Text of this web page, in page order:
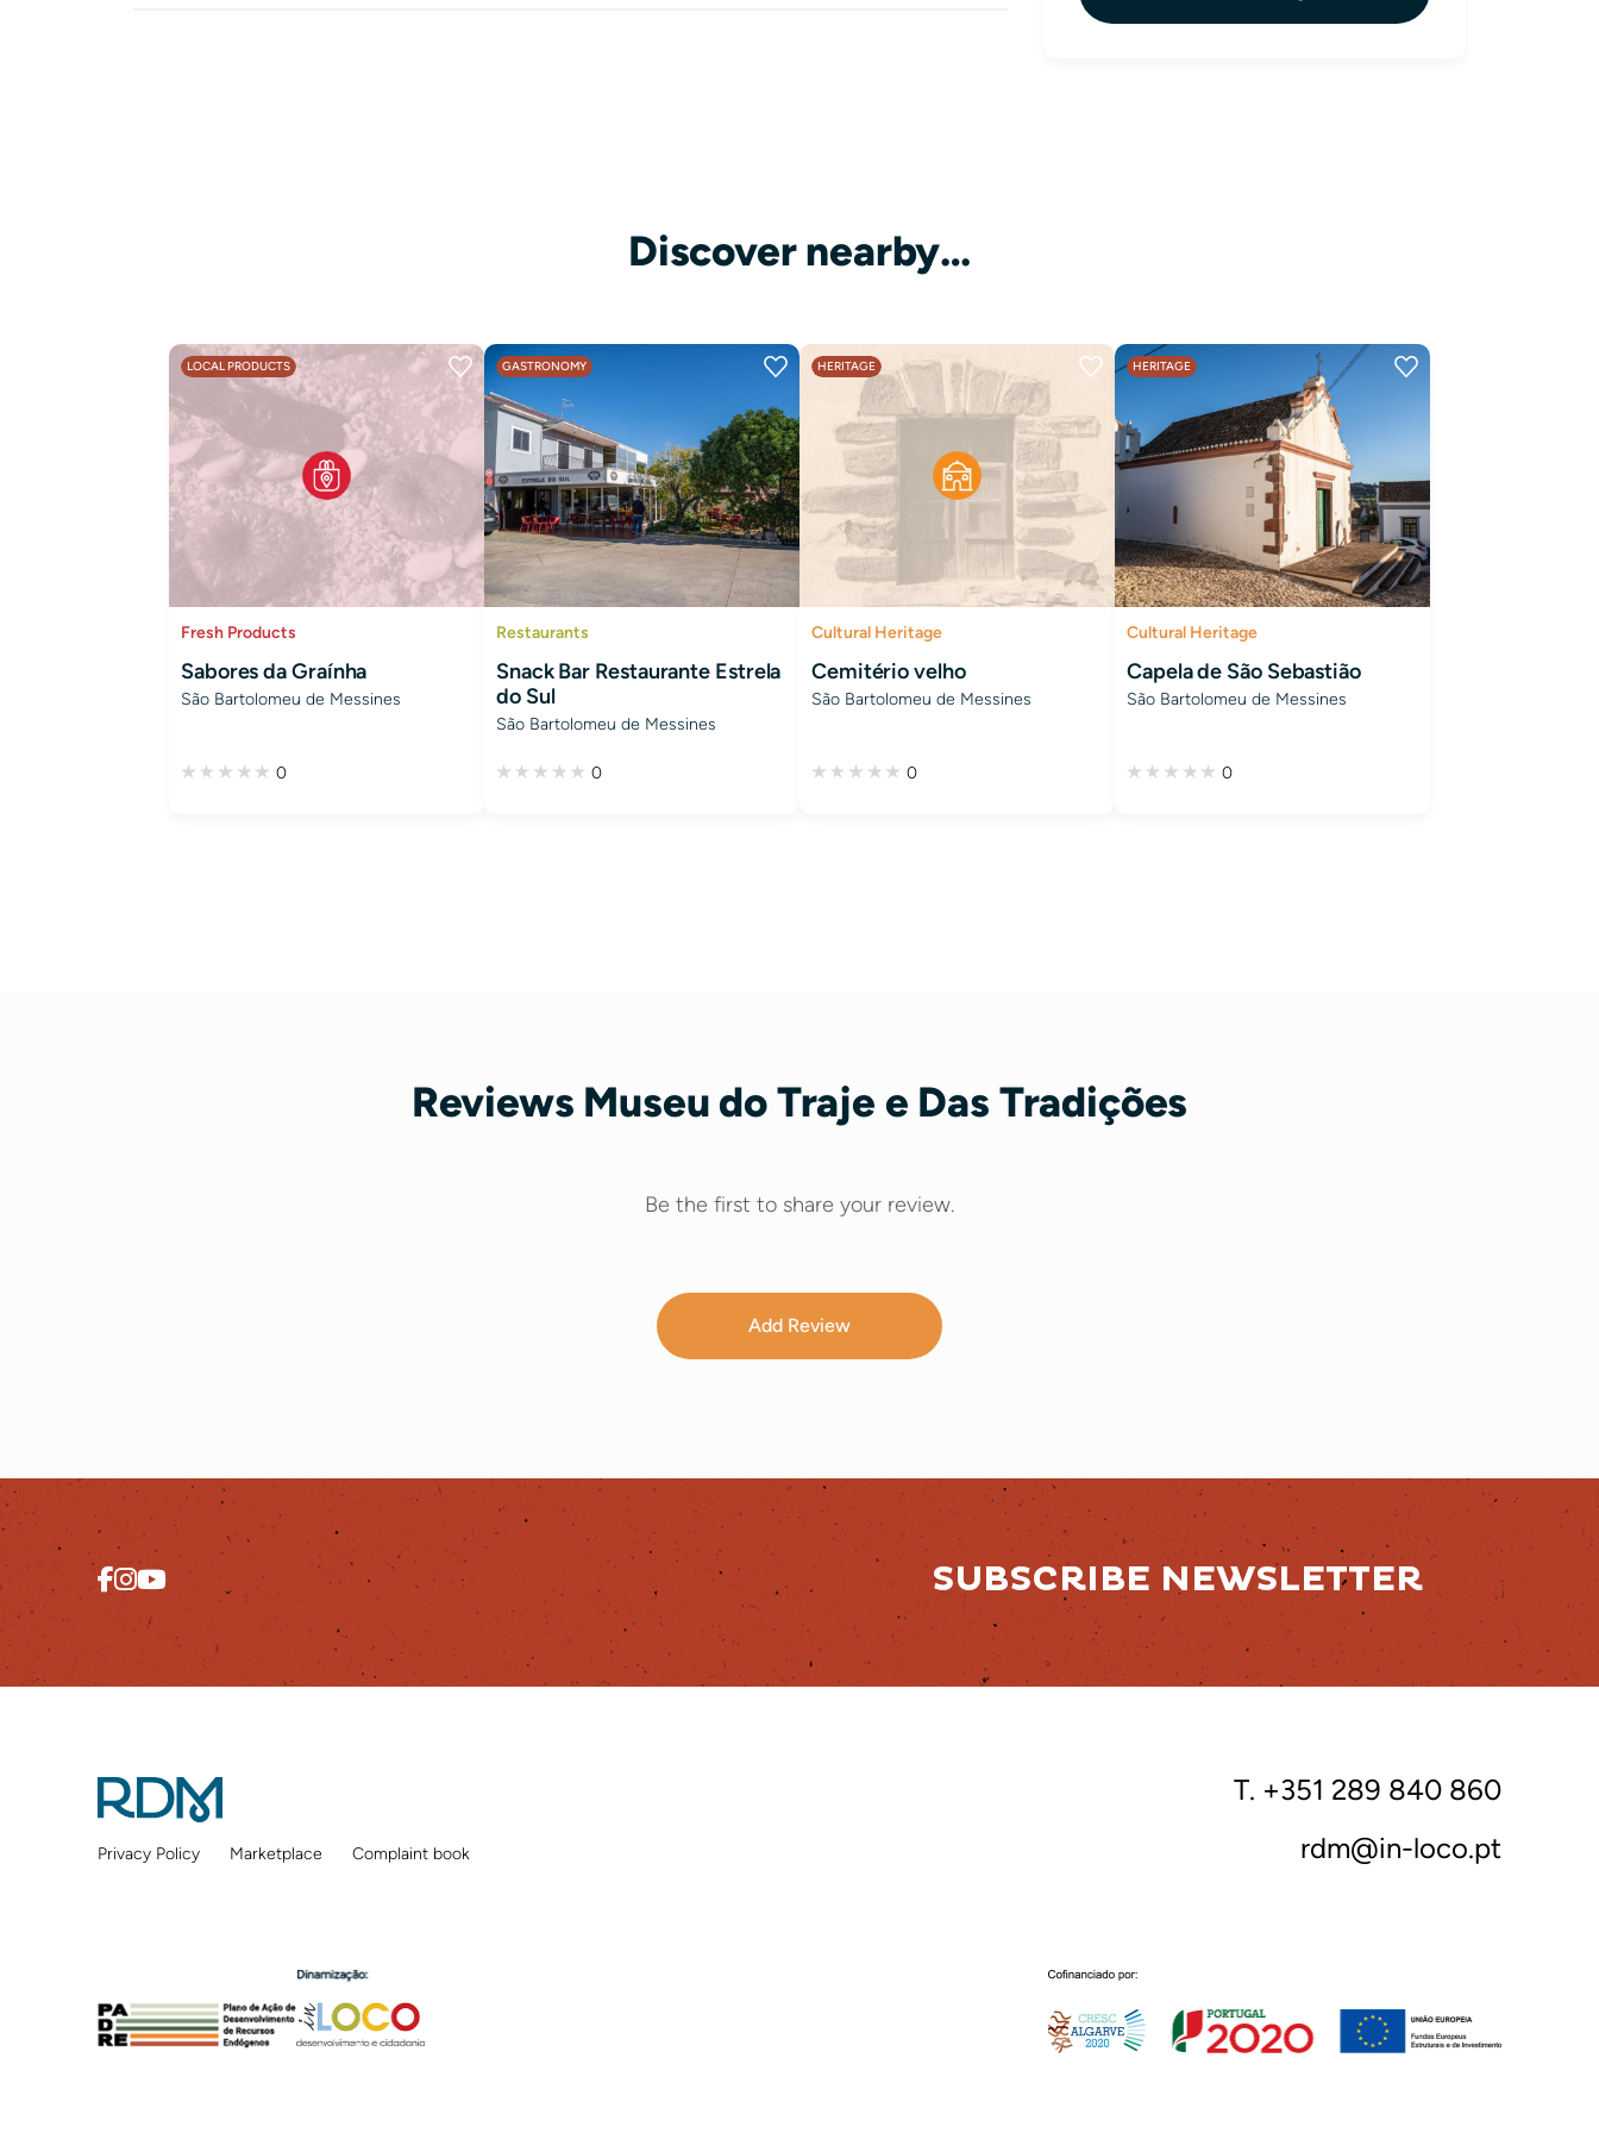
Discover nearby…
LOCAL PRODUCTS
Fresh Products
Sabores da Graínha
São Bartolomeu de Messines
0
GASTRONOMY
Restaurants
Snack Bar Restaurante Estrela
do Sul
São Bartolomeu de Messines
0
HERITAGE
Cultural Heritage
Cemitério velho
São Bartolomeu de Messines
0
HERITAGE
Cultural Heritage
Capela de São Sebastião
São Bartolomeu de Messines
0
Reviews Museu do Traje e Das Tradições
Be the first to share your review.
Add Review
SUBSCRIBE NEWSLETTER
Privacy Policy Marketplace Complaint book
T. +351 289 840 860
rdm@in-loco.pt